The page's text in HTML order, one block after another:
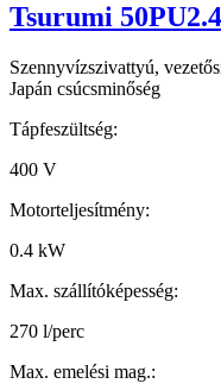
Tsurumi 50PU2.4
Szennyvízszivattyú,
Japán csúcsminőség
Tápfeszültség:
400 V
Motorteljesítmény:
0.4 kW
Max. szállítóképesség:
270 l/perc
Max. emelési mag.: